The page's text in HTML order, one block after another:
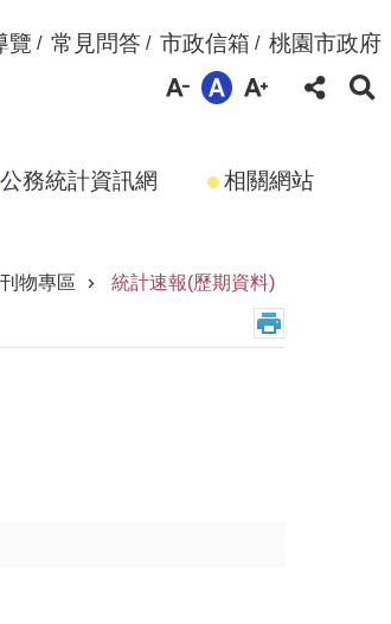
覽 常見問答 市政信箱 桃園市政府
公務統計資訊網 相關網站
物專區 統計速報(歷期資料)